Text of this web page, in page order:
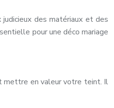
des matériaux et des
pour une déco mariage
mettre en valeur votre teint. Il